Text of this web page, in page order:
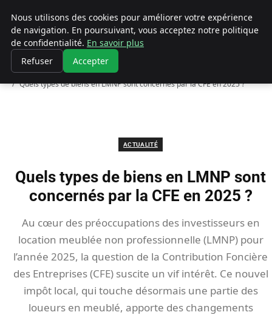
Chasseur De Tête
Accueil
Actualité
Quels types de biens en LMNP sont concernés par la CFE en 2025 ?
ACTUALITÉ
Quels types de biens en LMNP sont
concernés par la CFE en 2025 ?
Au cœur des préoccupations des investisseurs en
location meublée non professionnelle (LMNP) pour
l’année 2025, la question de la Contribution Foncière
des Entreprises (CFE) suscite un vif intérêt. Ce nouvel
impôt local, qui touche désormais une partie des
loueurs en meublé, apporte des changements
Nous utilisons des cookies pour améliorer votre expérience
de navigation. En poursuivant, vous acceptez notre politique
de confidentialité. En savoir plus
Refuser
Accepter